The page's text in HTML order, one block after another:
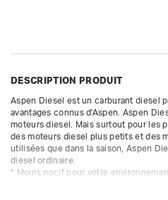
DESCRIPTION PRODUIT
Aspen Diesel est un carburant diesel
avantages connus d'Aspen. Aspen
moteurs diesel. Mais surtout pour les
des moteurs diesel plus petits et des
utilisées que dans la saison, Aspen
diesel ordinaire.
* Moins nocif pour votre